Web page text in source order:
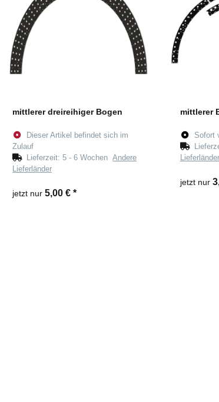
mittlerer dreireihiger Bogen
Dieser Artikel befindet sich im
Zulauf
Lieferzeit:5 - 6 WochenAndere
Lieferländer
jetzt nur 5,00 € *
mittlerer
Sofort
Lieferländer
jetzt nur